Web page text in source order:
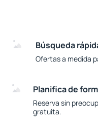
Búsqueda
Ofertas a medida
Planifica de
Reserva sin
gratuita.